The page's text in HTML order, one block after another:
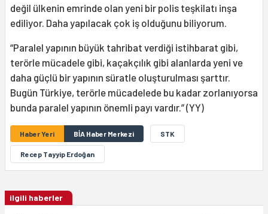
değil ülkenin emrinde olan yeni bir polis teşkilatı inşa
ediliyor. Daha yapılacak çok iş olduğunu biliyorum.
“Paralel yapının büyük tahribat verdiği istihbarat gibi,
terörle mücadele gibi, kaçakçılık gibi alanlarda yeni ve
daha güçlü bir yapının süratle oluşturulması şarttır.
Bugün Türkiye, terörle mücadelede bu kadar zorlanıyorsa
bunda paralel yapının önemli payı vardır.” (YY)
Haber Yeri BİA Haber Merkezi STK
Recep Tayyip Erdoğan
ilgili haberler